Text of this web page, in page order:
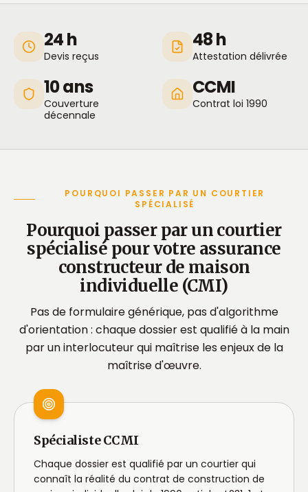
24 h
Devis reçus
48 h
Attestation délivrée
10 ans
Couverture
décennale
CCMI
Contrat loi 1990
POURQUOI PASSER PAR UN COURTIER
SPÉCIALISÉ
Pourquoi passer par un courtier
spécialisé pour votre assurance
constructeur de maison
individuelle (CMI)
Pas de formulaire générique, pas d'algorithme
d'orientation : chaque dossier est qualifié à la main
par un interlocuteur qui maîtrise les enjeux de la
maîtrise d'œuvre.
Spécialiste CCMI
Chaque dossier est qualifié par un courtier qui
connaît la réalité du contrat de construction de